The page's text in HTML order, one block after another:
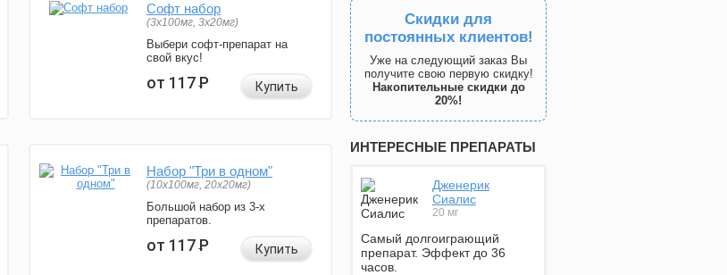
Софт набор
(3x100мг, 3x20мг)
Выбери софт-препарат на
свой вкус!
от 117Р Купить
Набор "Три в одном"
(10x100мг, 20x20мг)
Большой набор из 3-х
препаратов.
от 117Р Купить
Скидки для
постоянных клиентов!
Уже на следующий заказ Вы
получите свою первую скидку!
Накопительные скидки до
20%!
ИНТЕРЕСНЫЕ ПРЕПАРАТЫ
Дженерик
Сиалис
20 мг
Самый долгоиграющий
препарат. Эффект до 36
часов.